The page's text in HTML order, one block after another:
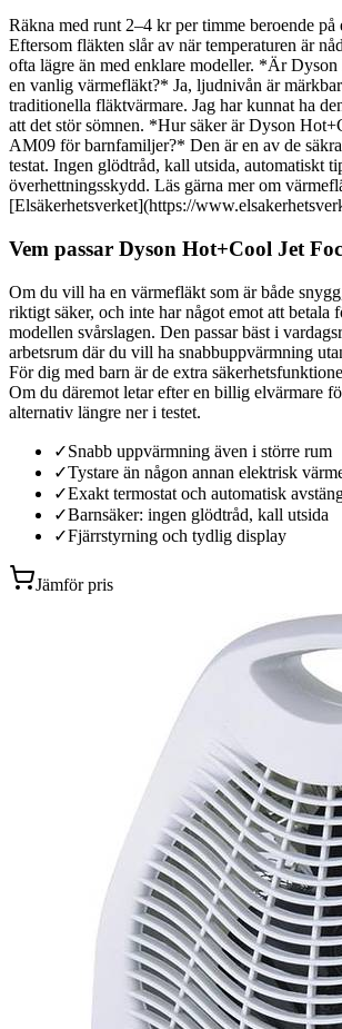
Räkna med runt 2–4 kr per timme beroende på
Eftersom fläkten slår av när temperaturen är
ofta lägre än med enklare modeller. *Är
en vanlig värmefläkt?* Ja, ljudnivån är
traditionella fläktvärmare. Jag har kunnat ha
att det stör sömnen. *Hur säker är Dyson
AM09 för barnfamiljer?* Den är en av de
testat. Ingen glödtråd, kall utsida, automatiskt
överhettningsskydd. Läs gärna mer om
[Elsäkerhetsverket](https://
Vem passar Dyson Hot+Cool Jet
Om du vill ha en värmefläkt som är både
riktigt säker, och inte har något emot att betala
modellen svårslagen. Den passar bäst i
arbetsrum där du vill ha snabbuppvärmning
För dig med barn är de extra
Om du däremot letar efter en billig elvärmare
alternativ längre ner i testet.
✓Snabb uppvärmning även i större rum
✓Tystare än någon annan elektrisk
✓Exakt termostat och automatisk
✓Barnsäker: ingen glödtråd, kall utsida
✓Fjärrstyrning och tydlig display
Jämför pris